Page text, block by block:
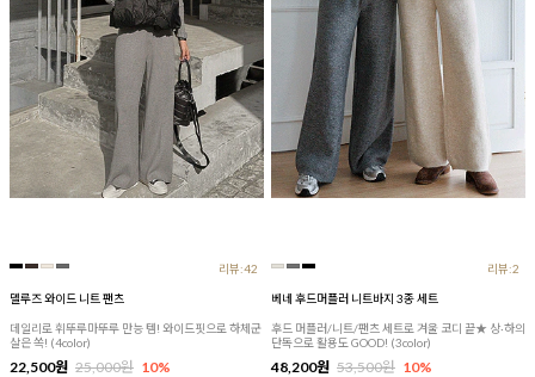
리뷰:42
델루즈 와이드 니트 팬츠
데일리로 휘뚜루마뚜루 만능 템! 와이드핏으로 하체군
살은 쏙! (4color)
22,500원 25,000원 10%
리뷰:2
베네 후드머플러 니트바지 3종 세트
후드 머플러/니트/팬츠 세트로 겨울 코디 끝★ 상·하의
단독으로 활용도 GOOD! (3color)
48,200원 53,500원 10%